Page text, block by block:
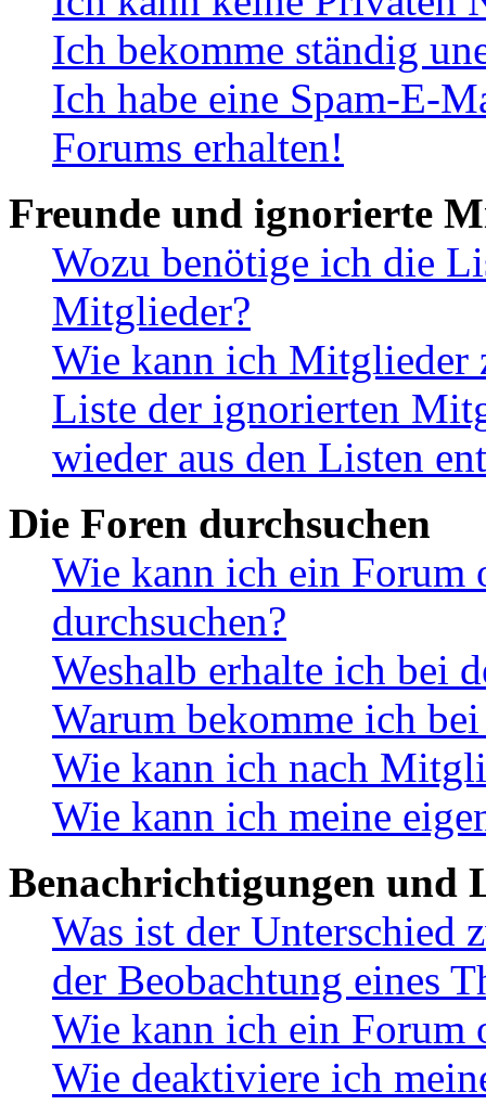
Ich bekomme ständig
Ich habe eine Spam-E-
Forums erhalten!
Freunde und ignorierte
Wozu benötige ich die
Mitglieder?
Wie kann ich Mitglieder
Liste der ignorierten
wieder aus den Listen
Die Foren durchsuchen
Wie kann ich ein Forum
durchsuchen?
Weshalb erhalte ich bei
Warum bekomme ich
Wie kann ich nach
Wie kann ich meine
Benachrichtigungen und
Was ist der Unterschied
der Beobachtung eines
Wie kann ich ein Forum
Wie deaktiviere ich